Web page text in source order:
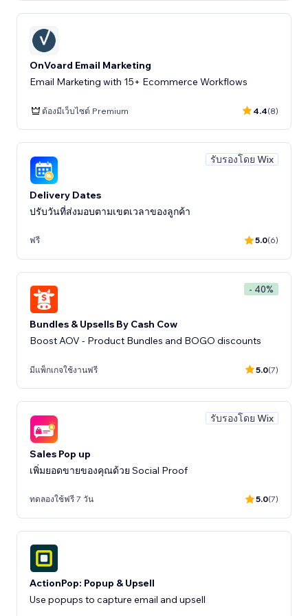
OnVoard Email Marketing
Email Marketing with 15+ Ecommerce Workflows
ต้องมีเว็บไซต์ Premium 4.4(8)
รับรองโดย Wix
Delivery Dates
ปรับวันที่ส่งมอบตามเขตเวลาของลูกค้า
ฟรี 5.0(6)
- 40%
Bundles & Upsells By Cash Cow
Boost AOV - Product Bundles and BOGO discounts
มีแพ็กเกจใช้งานฟรี 5.0(7)
รับรองโดย Wix
Sales Pop up
เพิ่มยอดขายของคุณด้วย Social Proof
ทดลองใช้ฟรี 7 วัน 5.0(7)
ActionPop: Popup & Upsell
Use popups to capture email and upsell